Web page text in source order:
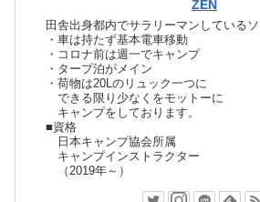
ZEN
田舎出身都内でサラリーマンしている
・車は持たず基本電車移動
・コロナ前は週一でキャンプ
・タープ泊がメイン
・荷物は20Lのリュック一つに
できる限り少なくをモットーに
キャンプをしております。
■資格
日本キャンプ協会所属
キャンプインストラクター
（2019年～）